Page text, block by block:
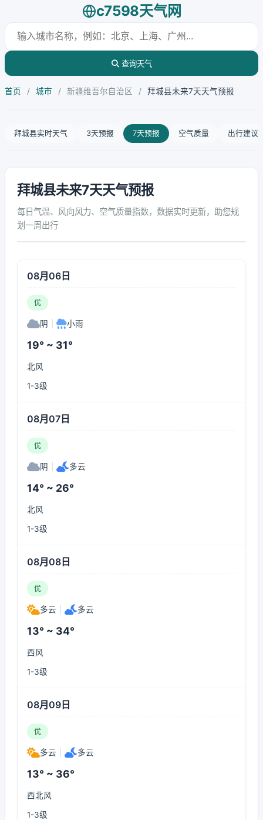
c7598天气网
查询天气
首页 / 城市 / 新疆维吾尔自治区 / 拜城县未来7天天气预报
拜城县实时天气 3天预报 7天预报 空气质量 出行建议
拜城县未来7天天气预报
每日气温、风向风力、空气质量指数，数据实时更新，助您规
划一周出行
08月06日
优
阴 小雨
19° ~ 31°
北风
1-3级
08月07日
优
阴 多云
14° ~ 26°
北风
1-3级
08月08日
优
多云 多云
13° ~ 34°
西风
1-3级
08月09日
优
多云 多云
13° ~ 36°
西北风
1-3级